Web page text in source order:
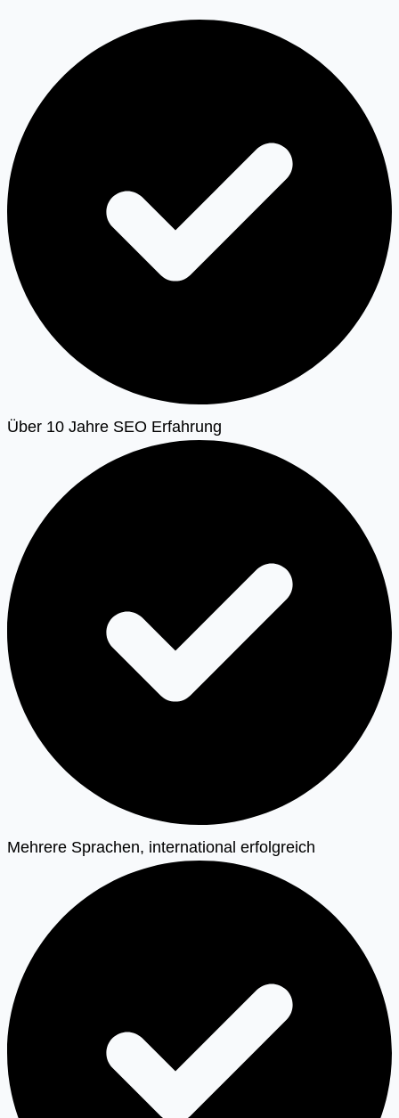
Über 10 Jahre SEO Erfahrung
Mehrere Sprachen, international erfolgreich